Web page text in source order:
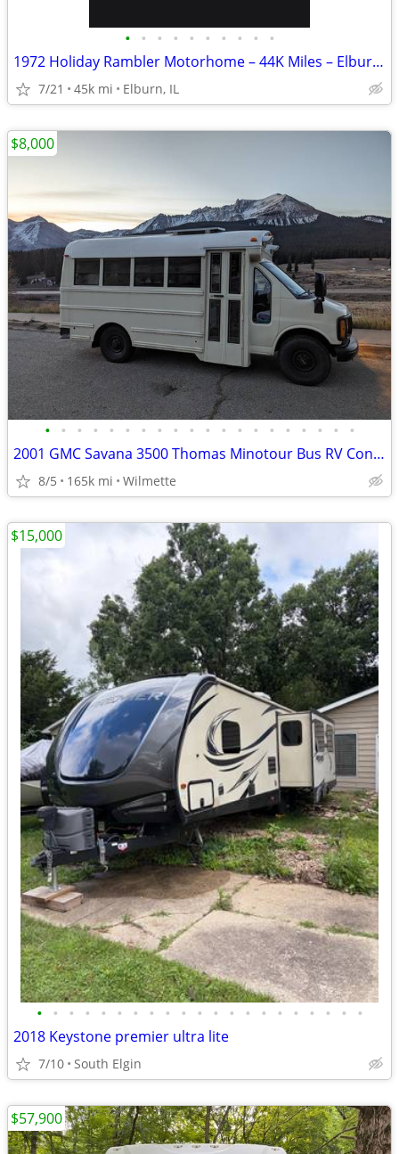
• • • • • • • • • •
1972 Holiday Rambler Motorhome – 44K Miles – Elburn, IL
7/21 45k mi Elburn, IL
• • • • • • • • • • • • • • • • • • • •
2001 GMC Savana 3500 Thomas Minotour Bus RV Conversion
8/5 165k mi Wilmette
$8,000
• • • • • • • • • • • • • • • • • • • • •
2018 Keystone premier ultra lite
7/10 South Elgin
$15,000
$57,900